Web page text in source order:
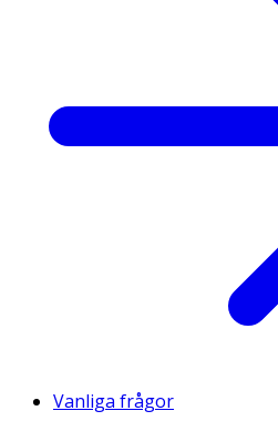
Vanliga frågor